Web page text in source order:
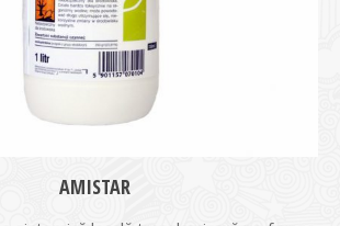
AMISTAR